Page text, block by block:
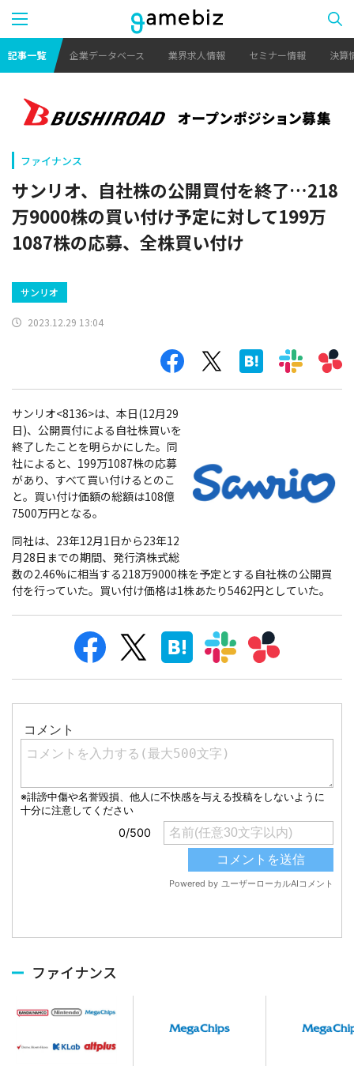
記事一覧 企業データベース 業界求人情報 セミナー情報 決算
ファイナンス
サンリオ、自社株の公開買付を終了…218
万9000株の買い付け予定に対して199万
1087株の応募、全株買い付け
サンリオ
2023.12.29 13:04
サンリオ<8136>は、本日(12月29
日)、公開買付による自社株買いを
終了したことを明らかにした。同
社によると、199万1087株の応募
があり、すべて買い付けるとのこ
と。買い付け価額の総額は108億
7500万円となる。
同社は、23年12月1日から23年12
月28日までの期間、発行済株式総
数の2.46%に相当する218万9000株を予定とする自社株の公開買
付を行っていた。買い付け価格は1株あたり5462円としていた。
ファイナンス